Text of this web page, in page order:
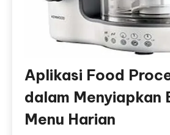
Aplikasi Food
dalam Menyiapkan
Menu Harian